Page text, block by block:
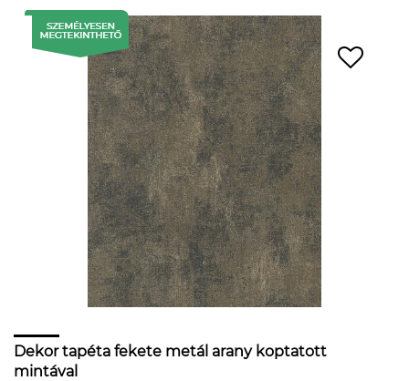
Dekor tapéta fekete metál arany koptatott
mintával